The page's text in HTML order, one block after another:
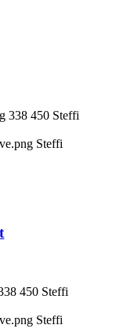
338 450 Steffi
Steffi
450 Steffi
Steffi